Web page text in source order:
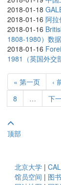
2018-01-18
2018-01-16 阿拉
2018-01-16
1808-1980）数
2018-01-16
1981（英国外交
« 第一页 ‹
8
… 下
顶部
北京大学 |
馆员空间 | 图